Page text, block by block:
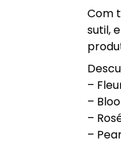
Com
sutil,
–
–
–
–